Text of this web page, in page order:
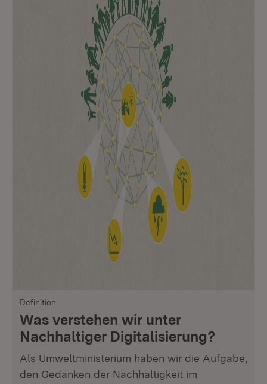
Definition
Was verstehen wir unter
Nachhaltiger Digitalisierung?
Als Umweltministerium haben wir die Aufgabe,
den Gedanken der Nachhaltigkeit im